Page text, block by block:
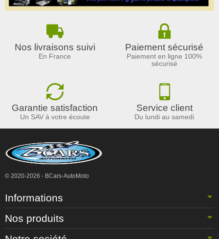
Nos livraisons suivi
En France
Paiement sécurisé
Paiement en ligne 100%
sécurisé
Garantie satisfaction
Un SAV à votre écoute
Service client
Du lundi au samedi
© 2020-2026 - BCars-AutoMoto
Informations
Nos produits